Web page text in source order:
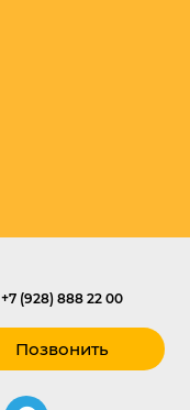
+7 (928) 888 22 00
Позвонить